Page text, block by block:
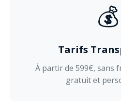
💰
Tarifs
À partir de 599€, sans
gratuit et